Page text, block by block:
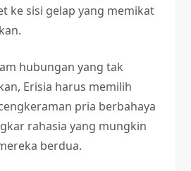
ke sisi gelap yang memikat
hubungan yang tak
Erisia harus memilih
pria berbahaya
rahasia yang mungkin
berdua.